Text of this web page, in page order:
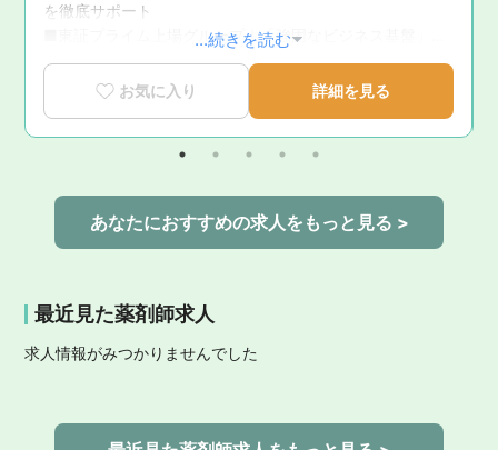
を徹底サポート
■東証プライム上場グループ｜「強固なビジネス基盤」が
母体の圧倒的な安心感
■育休復帰率100％！｜ライフステージの変化に寄り添う
手厚いサポート体制
■新卒3年定着率95.5％｜「社員が転職活動をしなくてい
い環境」を追求した実績
...続きを読む
お気に入り 詳細を見る
あなたにおすすめの求人をもっと見る >
最近見た薬剤師求人
求人情報がみつかりませんでした